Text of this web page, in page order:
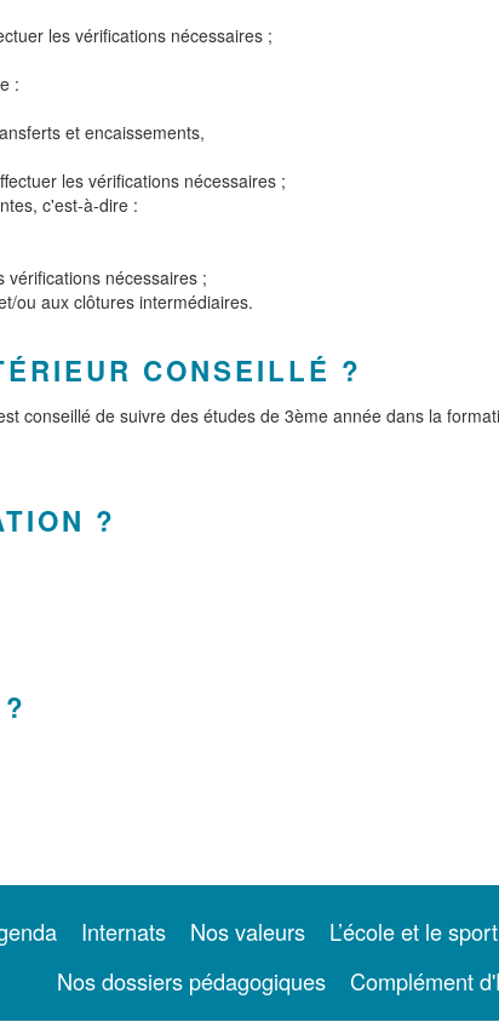
les vérifications nécessaires ;
:
et encaissements,
les vérifications nécessaires ;
c'est-à-dire :
vérifications nécessaires ;
ou aux clôtures intermédiaires.
CONSEILLÉ ?
conseillé de suivre des études de 3ème année dans la
?
Internats Nos valeurs L’école et le sport
Nos dossiers pédagogiques
Complément